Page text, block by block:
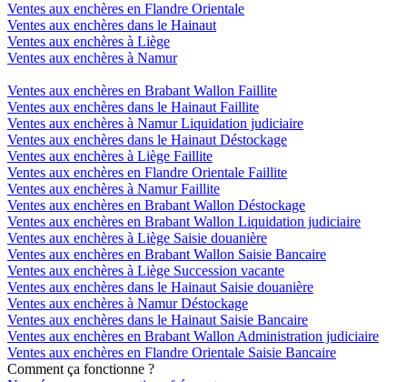
Ventes aux enchères en Flandre Orientale
Ventes aux enchères dans le Hainaut
Ventes aux enchères à Liège
Ventes aux enchères à Namur
Ventes aux enchères en Brabant Wallon Faillite
Ventes aux enchères dans le Hainaut Faillite
Ventes aux enchères à Namur Liquidation judiciaire
Ventes aux enchères dans le Hainaut Déstockage
Ventes aux enchères à Liège Faillite
Ventes aux enchères en Flandre Orientale Faillite
Ventes aux enchères à Namur Faillite
Ventes aux enchères en Brabant Wallon Déstockage
Ventes aux enchères en Brabant Wallon Liquidation judiciaire
Ventes aux enchères à Liège Saisie douanière
Ventes aux enchères en Brabant Wallon Saisie Bancaire
Ventes aux enchères à Liège Succession vacante
Ventes aux enchères dans le Hainaut Saisie douanière
Ventes aux enchères à Namur Déstockage
Ventes aux enchères dans le Hainaut Saisie Bancaire
Ventes aux enchères en Brabant Wallon Administration judiciaire
Ventes aux enchères en Flandre Orientale Saisie Bancaire
Comment ça fonctionne ?